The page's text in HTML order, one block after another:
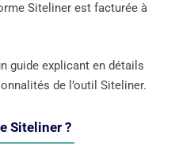
Siteliner est facturée à
guide explicant en détails
de l’outil Siteliner.
Siteliner ?